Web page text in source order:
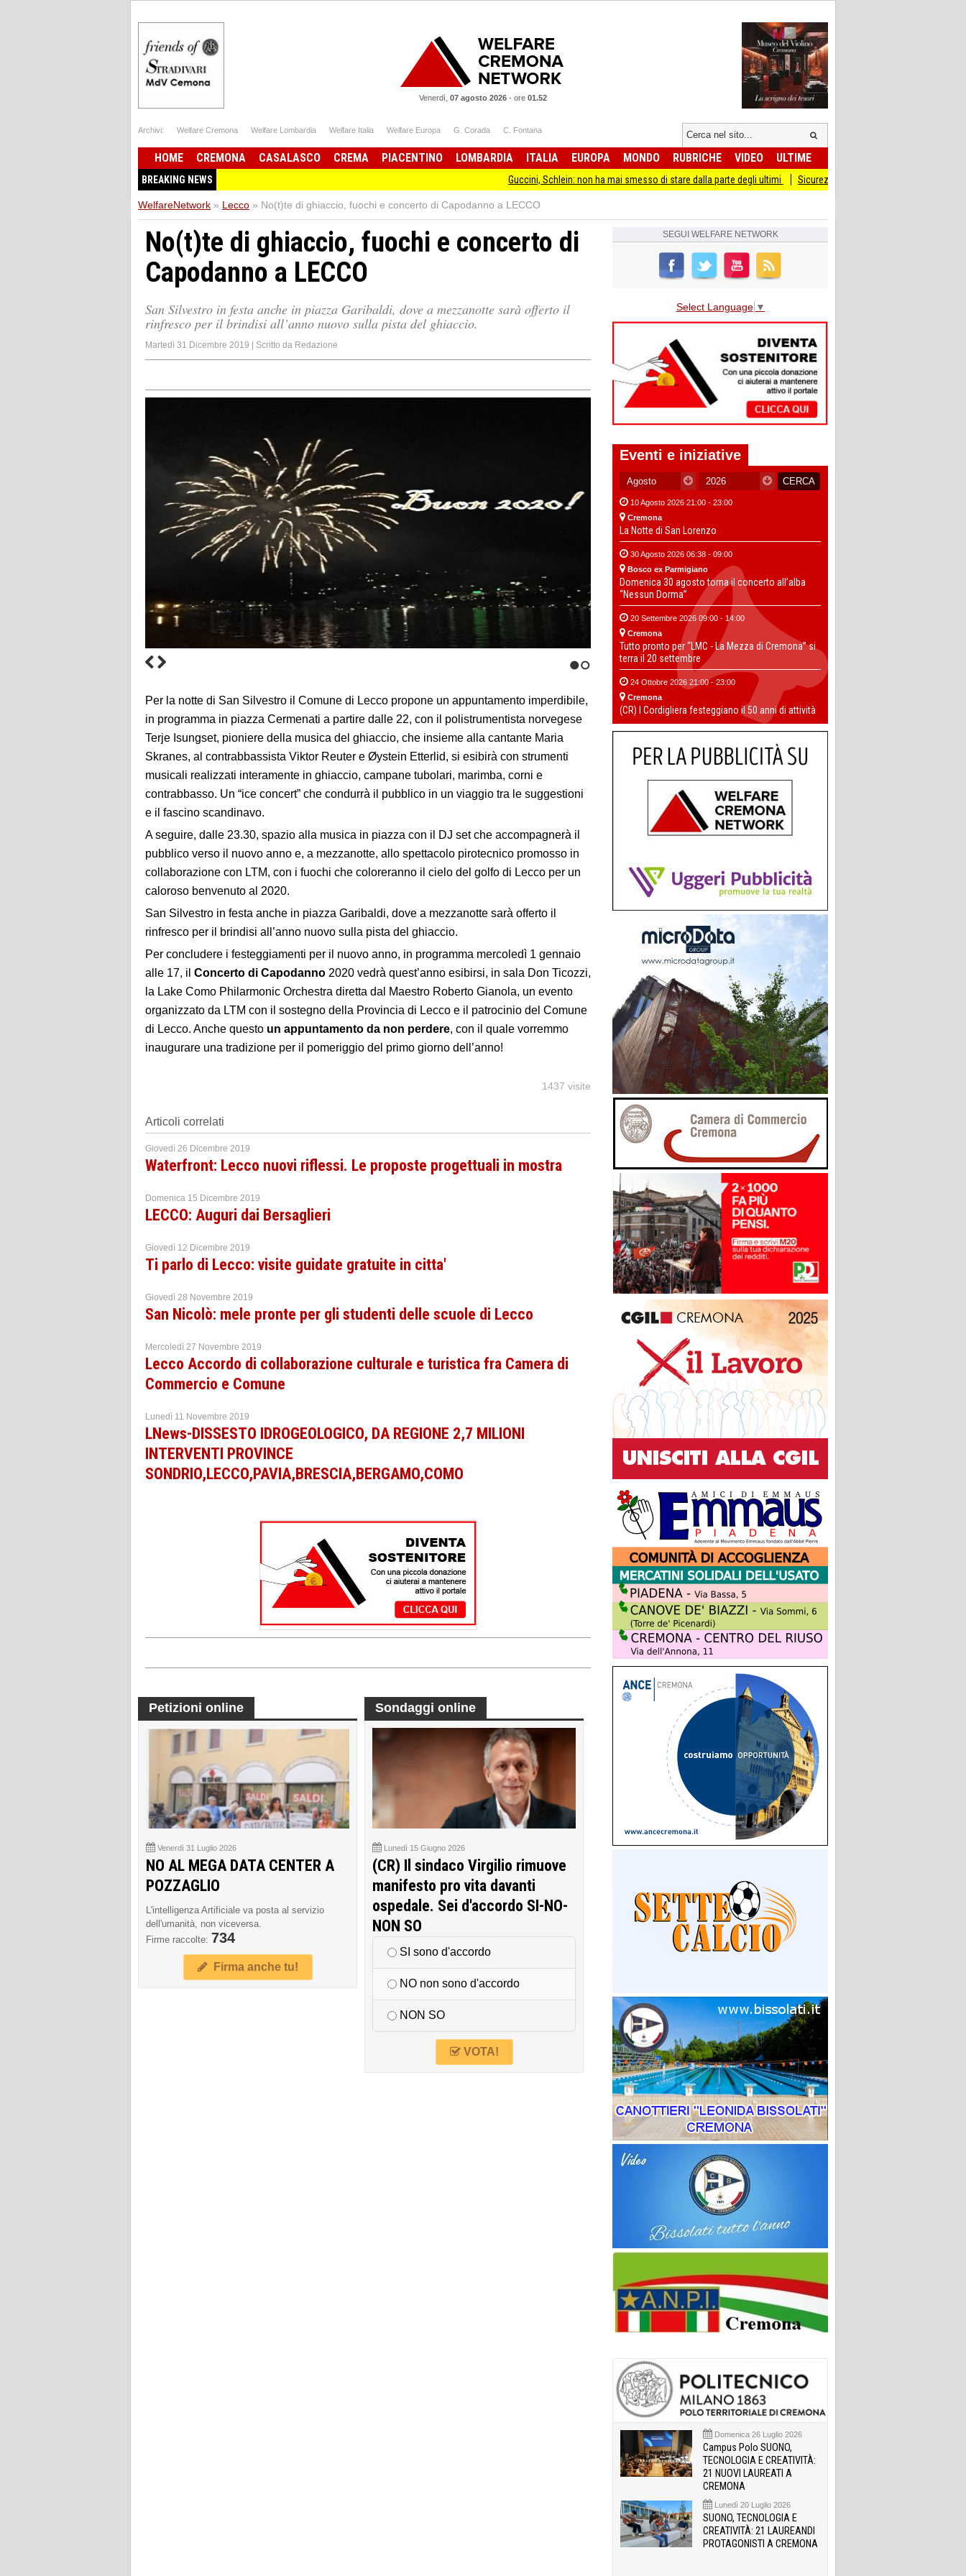
Venerdì, 07 agosto 2026 - ore 01.52
Archivi: Welfare Cremona Welfare Lombardia Welfare Italia Welfare Europa G. Corada C. Fontana
HOME CREMONA CASALASCO CREMA PIACENTINO LOMBARDIA ITALIA EUROPA MONDO RUBRICHE VIDEO ULTIME
BREAKING NEWS Guccini, Schlein: non ha mai smesso di stare dalla parte degli ultimi Sicurezza I Giovani Democratici ribattono ai Giovani
WelfareNetwork » Lecco » No(t)te di ghiaccio, fuochi e concerto di Capodanno a LECCO
No(t)te di ghiaccio, fuochi e concerto di
Capodanno a LECCO
San Silvestro in festa anche in piazza Garibaldi, dove a mezzanotte sarà offerto il
rinfresco per il brindisi all’anno nuovo sulla pista del ghiaccio.
Martedì 31 Dicembre 2019 | Scritto da Redazione
Per la notte di San Silvestro il Comune di Lecco propone un appuntamento imperdibile,
in programma in piazza Cermenati a partire dalle 22, con il polistrumentista norvegese
Terje Isungset, pioniere della musica del ghiaccio, che insieme alla cantante Maria
Skranes, al contrabbassista Viktor Reuter e Øystein Etterlid, si esibirà con strumenti
musicali realizzati interamente in ghiaccio, campane tubolari, marimba, corni e
contrabbasso. Un “ice concert” che condurrà il pubblico in un viaggio tra le suggestioni
e il fascino scandinavo.
A seguire, dalle 23.30, spazio alla musica in piazza con il DJ set che accompagnerà il
pubblico verso il nuovo anno e, a mezzanotte, allo spettacolo pirotecnico promosso in
collaborazione con LTM, con i fuochi che coloreranno il cielo del golfo di Lecco per un
caloroso benvenuto al 2020.
San Silvestro in festa anche in piazza Garibaldi, dove a mezzanotte sarà offerto il
rinfresco per il brindisi all’anno nuovo sulla pista del ghiaccio.
Per concludere i festeggiamenti per il nuovo anno, in programma mercoledì 1 gennaio
alle 17, il Concerto di Capodanno 2020 vedrà quest’anno esibirsi, in sala Don Ticozzi,
la Lake Como Philarmonic Orchestra diretta dal Maestro Roberto Gianola, un evento
organizzato da LTM con il sostegno della Provincia di Lecco e il patrocinio del Comune
di Lecco. Anche questo un appuntamento da non perdere, con il quale vorremmo
inaugurare una tradizione per il pomeriggio del primo giorno dell’anno!
1437 visite
Articoli correlati
Giovedì 26 Dicembre 2019
Waterfront: Lecco nuovi riflessi. Le proposte progettuali in mostra
Domenica 15 Dicembre 2019
LECCO: Auguri dai Bersaglieri
Giovedì 12 Dicembre 2019
Ti parlo di Lecco: visite guidate gratuite in citta'
Giovedì 28 Novembre 2019
San Nicolò: mele pronte per gli studenti delle scuole di Lecco
Mercoledì 27 Novembre 2019
Lecco Accordo di collaborazione culturale e turistica fra Camera di
Commercio e Comune
Lunedì 11 Novembre 2019
LNews-DISSESTO IDROGEOLOGICO, DA REGIONE 2,7 MILIONI
INTERVENTI PROVINCE
SONDRIO,LECCO,PAVIA,BRESCIA,BERGAMO,COMO
Petizioni online
Venerdì 31 Luglio 2026
NO AL MEGA DATA CENTER A
POZZAGLIO
L'intelligenza Artificiale va posta al servizio
dell'umanità, non viceversa.
Firme raccolte: 734
Firma anche tu!
Sondaggi online
Lunedì 15 Giugno 2026
(CR) Il sindaco Virgilio rimuove
manifesto pro vita davanti
ospedale. Sei d'accordo SI-NO-
NON SO
SI sono d'accordo
NO non sono d'accordo
NON SO
VOTA!
SEGUI WELFARE NETWORK
Select Language ▼
Eventi e iniziative
10 Agosto 2026 21:00 - 23:00
Cremona
La Notte di San Lorenzo
30 Agosto 2026 06:38 - 09:00
Bosco ex Parmigiano
Domenica 30 agosto torna il concerto all’alba
“Nessun Dorma”
20 Settembre 2026 09:00 - 14:00
Cremona
Tutto pronto per “LMC - La Mezza di Cremona” si
terra il 20 settembre
24 Ottobre 2026 21:00 - 23:00
Cremona
(CR) I Cordigliera festeggiano il 50 anni di attività
Domenica 26 Luglio 2026
Campus Polo SUONO,
TECNOLOGIA E CREATIVITÀ:
21 NUOVI LAUREATI A
CREMONA
Lunedì 20 Luglio 2026
SUONO, TECNOLOGIA E
CREATIVITÀ: 21 LAUREANDI
PROTAGONISTI A CREMONA